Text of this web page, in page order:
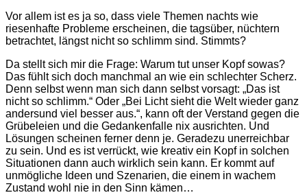
Vor allem ist es ja so, dass viele Themen nachts wie
riesenhafte Probleme erscheinen, die tagsüber, nüchtern
betrachtet, längst nicht so schlimm sind. Stimmts?
Da stellt sich mir die Frage: Warum tut unser Kopf sowas?
Das fühlt sich doch manchmal an wie ein schlechter Scherz.
Denn selbst wenn man sich dann selbst vorsagt: „Das ist
nicht so schlimm.“ Oder „Bei Licht sieht die Welt wieder ganz
andersund viel besser aus.“, kann oft der Verstand gegen die
Grübeleien und die Gedankenfalle nix ausrichten. Und
Lösungen scheinen ferner denn je. Geradezu unerreichbar
zu sein. Und es ist verrückt, wie kreativ ein Kopf in solchen
Situationen dann auch wirklich sein kann. Er kommt auf
unmögliche Ideen und Szenarien, die einem in wachem
Zustand wohl nie in den Sinn kämen…